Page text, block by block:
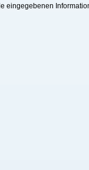
eingegebenen